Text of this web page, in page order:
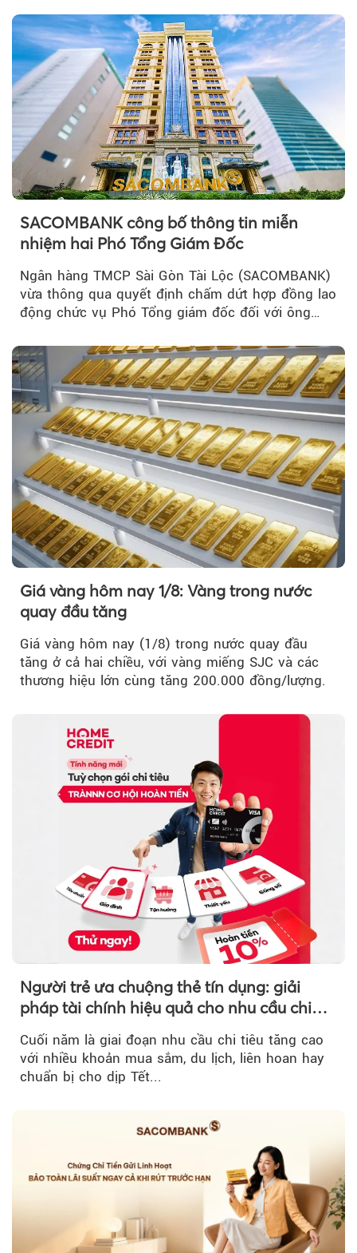
SACOMBANK công bố thông tin miễn
nhiệm hai Phó Tổng Giám Đốc
Ngân hàng TMCP Sài Gòn Tài Lộc (SACOMBANK)
vừa thông qua quyết định chấm dứt hợp đồng lao
động chức vụ Phó Tổng giám đốc đối với ông
Giá vàng hôm nay 1/8: Vàng trong nước
quay đầu tăng
Giá vàng hôm nay (1/8) trong nước quay đầu
tăng ở cả hai chiều, với vàng miếng SJC và các
thương hiệu lớn cùng tăng 200.000 đồng/lượng.
Người trẻ ưa chuộng thẻ tín dụng: giải
pháp tài chính hiệu quả cho nhu cầu chi
tiêu cuối năm
Cuối năm là giai đoạn nhu cầu chi tiêu tăng cao
với nhiều khoản mua sắm, du lịch, liên hoan hay
chuẩn bị cho dịp Tết...